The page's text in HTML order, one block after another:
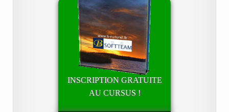
INSCRIPTION GRATUITE
AU CURSUS !